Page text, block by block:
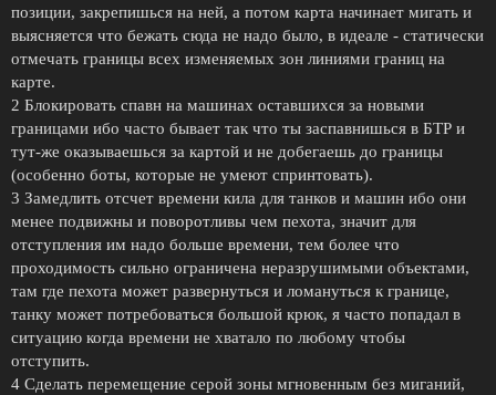
позиции, закрепишься на ней, а потом карта начинает мигать и
выясняется что бежать сюда не надо было, в идеале - статически
отмечать границы всех изменяемых зон линиями границ на
карте.
2 Блокировать спавн на машинах оставшихся за новыми
границами ибо часто бывает так что ты заспавнишься в БТР и
тут-же оказываешься за картой и не добегаешь до границы
(особенно боты, которые не умеют спринтовать).
3 Замедлить отсчет времени кила для танков и машин ибо они
менее подвижны и поворотливы чем пехота, значит для
отступления им надо больше времени, тем более что
проходимость сильно ограничена неразрушимыми объектами,
там где пехота может развернуться и ломануться к границе,
танку может потребоваться большой крюк, я часто попадал в
ситуацию когда времени не хватало по любому чтобы
отступить.
4 Сделать перемещение серой зоны мгновенным без миганий,